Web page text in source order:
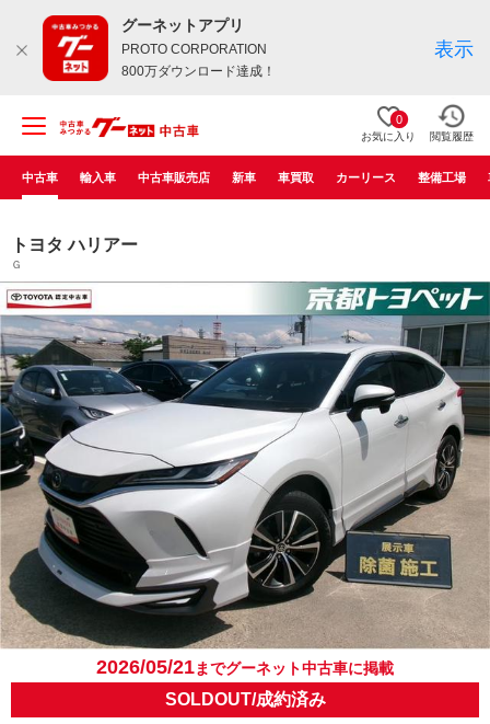
グーネットアプリ
PROTO CORPORATION
800万ダウンロード達成！
表示
0
お気に入り 閲覧履歴
中古車 輸入車 中古車販売店 新車 車買取 カーリース 整備工場
トヨタ ハリアー
Ｇ
2026/05/21までグーネット中古車に掲載
SOLDOUT/成約済み